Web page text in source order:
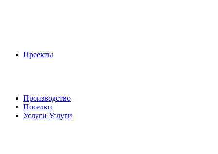
Проекты
Производство
Поселки
Услуги Услуги